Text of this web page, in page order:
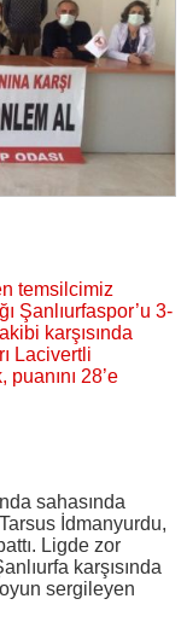
temsilcimiz
Şanlıurfaspor’u 3-
karşısında
Lacivertli
28’e
sahasında
İdmanyurdu,
Ligde zor
karşısında
sergileyen